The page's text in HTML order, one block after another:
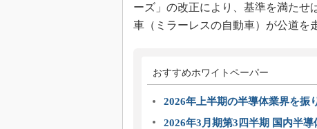
ーズ」の改正により、基準を満たせ
車（ミラーレスの自動車）が公道を
おすすめホワイトペーパー
2026年上半期の半導体業界を
2026年3月期第3四半期 国内半